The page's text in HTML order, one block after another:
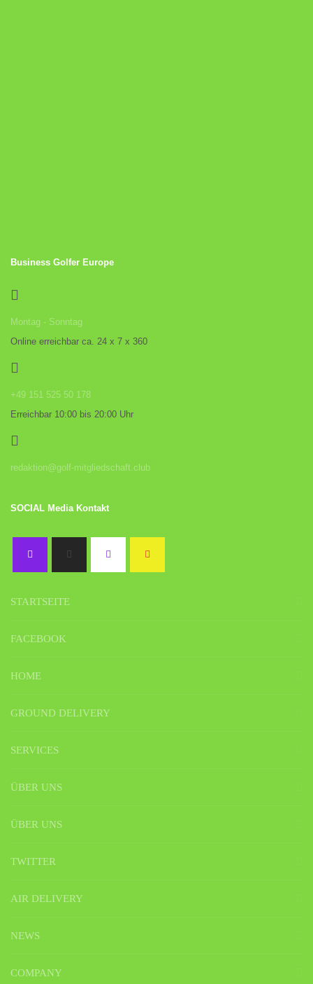
Business Golfer Europe
Montag - Sonntag
Online erreichbar ca. 24 x 7 x 360
+49 151 525 50 178
Erreichbar 10:00 bis 20:00 Uhr
redaktion@golf-mitgliedschaft.club
SOCIAL Media Kontakt
STARTSEITE
FACEBOOK
HOME
GROUND DELIVERY
SERVICES
ÜBER UNS
ÜBER UNS
TWITTER
AIR DELIVERY
NEWS
COMPANY